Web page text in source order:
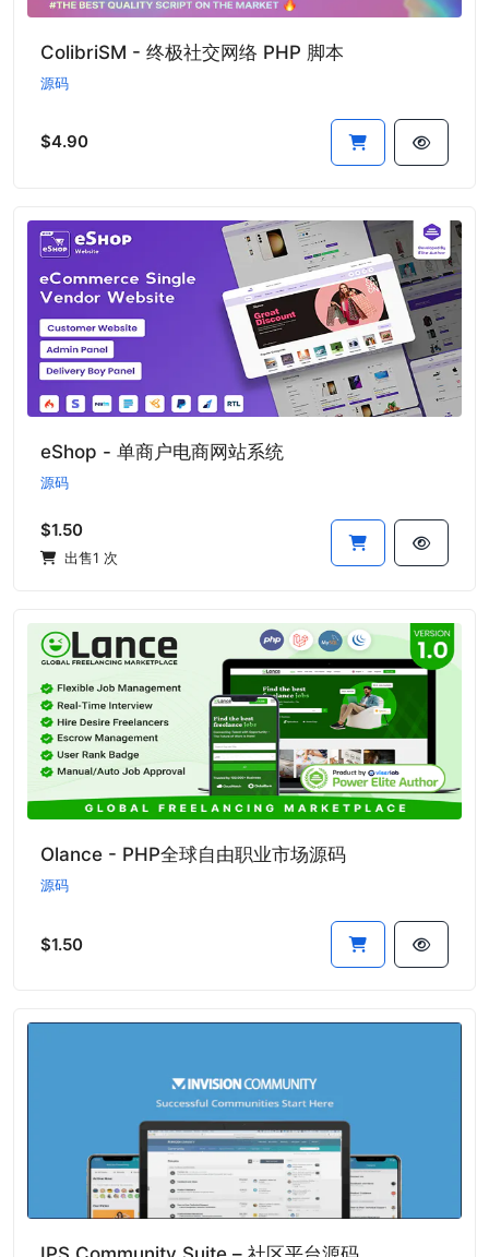
ColibriSM - 终极社交网络 PHP 脚本
源码
$4.90
eShop - 单商户电商网站系统
源码
$1.50
出售1 次
Olance - PHP全球自由职业市场源码
源码
$1.50